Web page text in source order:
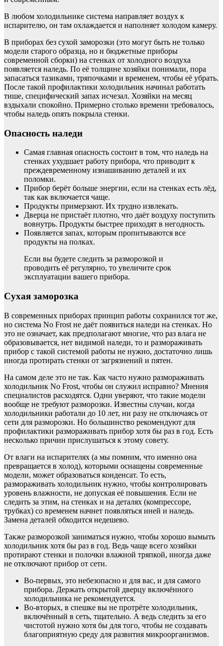
В любом холодильнике система направляет воздух к
испарителю, он там охлаждается и наполняет холодом камеру.
В приборах без сухой заморозки (это могут быть не только
модели старого образца, но и бюджетные приборы
современной сборки) на стенках от холодного воздуха
появляется наледь. По её толщине хозяйки понимали, пора
запасаться тазиками, тряпочками и временем, чтобы её убрать.
После такой профилактики холодильник начинал работать
тише, специфический запах исчезал. Хозяйки на месяц
вздыхали спокойно. Примерно столько времени требовалось,
чтобы наледь опять покрыла стенки.
Опасность наледи
Самая главная опасность состоит в том, что наледь на
стенках ухудшает работу прибора, что приводит к
преждевременному изнашиванию деталей и их
поломки.
Прибор берёт больше энергии, если на стенках есть лёд,
так как включается чаще.
Продукты примерзают. Их трудно извлекать.
Дверца не пристаёт плотно, что даёт воздуху поступить
вовнутрь. Продукты быстрее приходят в негодность.
Появляется запах, которым пропитываются все
продукты на полках.
Если вы будете следить за разморозкой и
проводить её регулярно, то увеличите срок
эксплуатации вашего прибора.
Сухая заморозка
В современных приборах принцип работы сохранился тот же,
но система No Frost не даёт появиться наледи на стенках. Но
это не означает, как предполагают многие, что раз влага не
образовывается, нет видимой наледи, то и размораживать
прибор с такой системой работы не нужно, достаточно лишь
иногда протирать стенки от загрязнений и пятен.
На самом деле это не так. Как часто нужно размораживать
холодильник No Frost, чтобы он служил исправно? Мнения
специалистов расходятся. Одни уверяют, что такие модели
вообще не требуют разморозки. Известны случаи, когда
холодильники работали до 10 лет, ни разу не отключаясь от
сети для разморозки. Но большинство рекомендуют для
профилактики размораживать прибор хотя бы раз в год. Есть
несколько причин прислушаться к этому совету.
От влаги на испарителях (а мы помним, что именно она
превращается в холод), которыми оснащены современные
модели, может образоваться конденсат. То есть,
размораживать холодильник нужно, чтобы контролировать
уровень влажности, не допуская её повышения. Если не
следить за этим, на стенках и на деталях (компрессоре,
трубках) со временем начнет появляться иней и наледь.
Замена деталей обходится недешево.
Также разморозкой заниматься нужно, чтобы хорошо вымыть
холодильник хотя бы раз в год. Ведь чаще всего хозяйки
протирают стенки и полочки влажной тряпкой, иногда даже
не отключают прибор от сети.
Во-первых, это небезопасно и для вас, и для самого
прибора. Держать открытой дверцу включённого
холодильника не рекомендуется.
Во-вторых, в спешке вы не протрёте холодильник,
включённый в сеть, тщательно. А ведь следить за его
чистотой нужно хотя бы для того, чтобы не создавать
благоприятную среду для развития микроорганизмов.